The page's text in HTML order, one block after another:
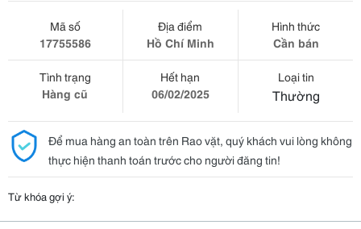
Mã số
17755586
Địa điểm
Hồ Chí Minh
Hình thức
Cần bán
Tình trạng
Hàng cũ
Hết hạn
06/02/2025
Loại tin
Thường
Để mua hàng an toàn trên Rao vặt, quý khách vui lòng không
thực hiện thanh toán trước cho người đăng tin!
Từ khóa gợi ý: